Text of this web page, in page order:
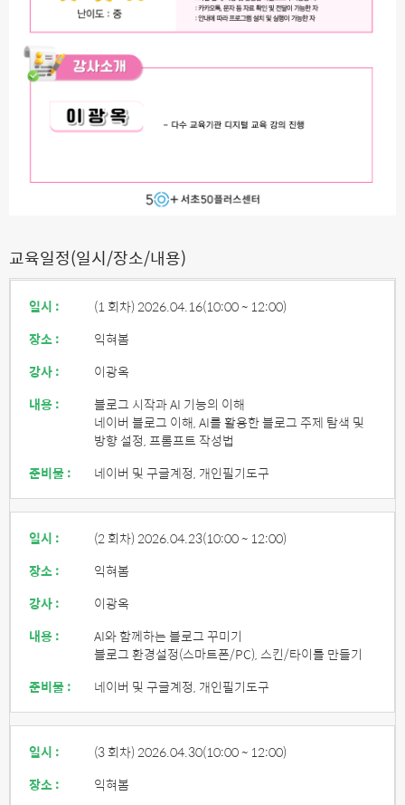
교육일정(일시/장소/내용)
일시 : (1 회차) 2026.04.16(10:00 ~ 12:00)
장소 :
익혀봄
강사 :
이광옥
내용 :
블로그 시작과 AI 기능의 이해
네이버 블로그 이해, AI를 활용한 블로그 주제 탐색 및
방향 설정, 프롬프트 작성법
준비물 :
네이버 및 구글계정, 개인필기도구
일시 : (2 회차) 2026.04.23(10:00 ~ 12:00)
장소 :
익혀봄
강사 :
이광옥
내용 :
AI와 함께하는 블로그 꾸미기
블로그 환경설정(스마트폰/PC), 스킨/타이틀 만들기
준비물 :
네이버 및 구글계정, 개인필기도구
일시 : (3 회차) 2026.04.30(10:00 ~ 12:00)
장소 :
익혀봄